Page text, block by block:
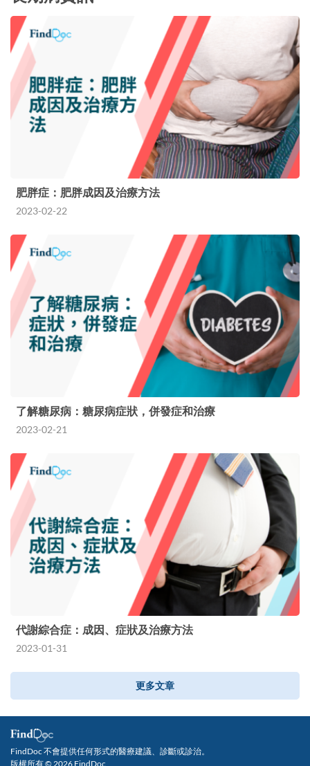
肥胖症：肥胖成因及治療方法
2023-02-22
了解糖尿病：糖尿病症狀，併發症和治療
2023-02-21
代謝綜合症：成因、症狀及治療方法
2023-01-31
更多文章
FindDoc 不會提供任何形式的醫療建議、診斷或診治。
版權所有 © 2026 FindDoc